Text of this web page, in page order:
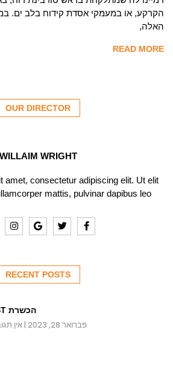
הקרקע, או במעמקי אסדת קידוח בלב ים.
האלה,
READ MORE
OUR DIRECTOR
WILLAIM WRIGHT
amet, consectetur adipiscing elit. Ut elit
mattis, pulvinar dapibus leo.
RECENT POSTS
הכשרת BST
פברואר 28, 2023 אין